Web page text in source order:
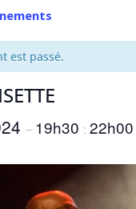
est passé.
– 19h30 : 22h00